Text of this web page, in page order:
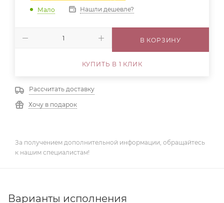
Мало
Нашли дешевле?
В КОРЗИНУ
КУПИТЬ В 1 КЛИК
Рассчитать доставку
Хочу в подарок
За получением дополнительной информации, обращайтесь
к нашим специалистам!
Варианты исполнения